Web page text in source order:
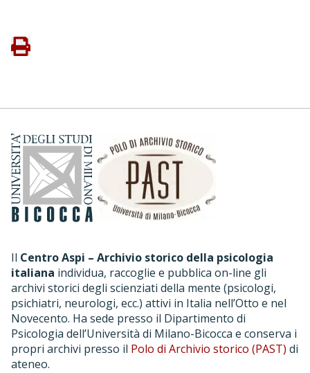
Il Centro Aspi – Archivio storico della psicologia
italiana individua, raccoglie e pubblica on-line gli
archivi storici degli scienziati della mente (psicologi,
psichiatri, neurologi, ecc.) attivi in Italia nell’Otto e nel
Novecento. Ha sede presso il Dipartimento di
Psicologia dell’Università di Milano-Bicocca e conserva i
propri archivi presso il Polo di Archivio storico (PAST) di
ateneo.